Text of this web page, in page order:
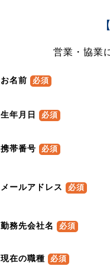
営業・協業
お名前 必須
生年月日 必須
携帯番号 必須
メールアドレス 必須
勤務先会社名 必須
現在の職種 必須